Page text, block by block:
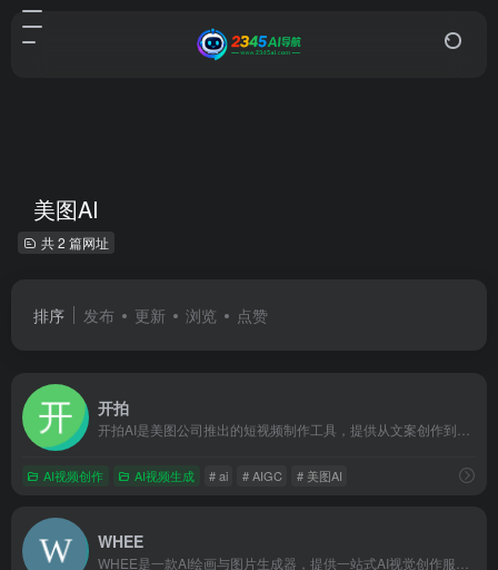
美图AI
共 2 篇网址
排序 发布 更新 浏览 点赞
开拍
AI视频创作 AI视频生成 # ai # AIGC # 美图AI
WHEE